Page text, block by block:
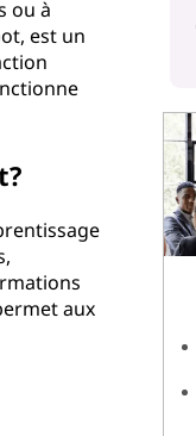
ou à
est un
aux